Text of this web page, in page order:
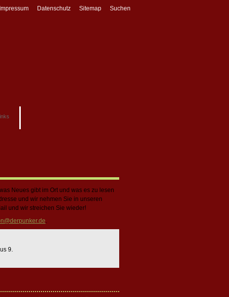
Impressum Datenschutz Sitemap Suchen
Neues gibt im Ort und was es zu lesen
und wir nehmen Sie in unseren
und wir streichen Sie wieder!
.
9.